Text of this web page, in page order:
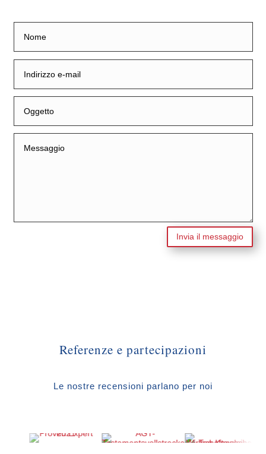
Invia il messaggio
Referenze e partecipazioni
Le nostre recensioni parlano per noi